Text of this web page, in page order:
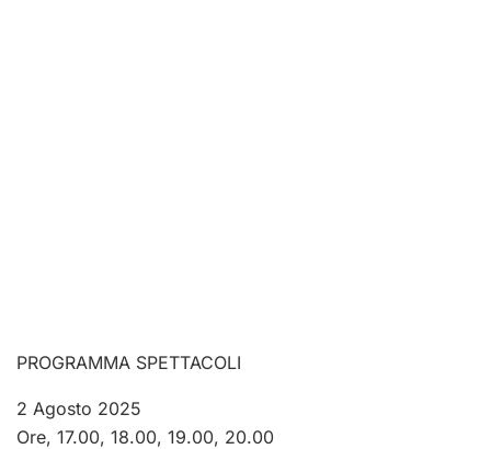
PROGRAMMA SPETTACOLI
2 Agosto 2025
Ore, 17.00, 18.00, 19.00, 20.00